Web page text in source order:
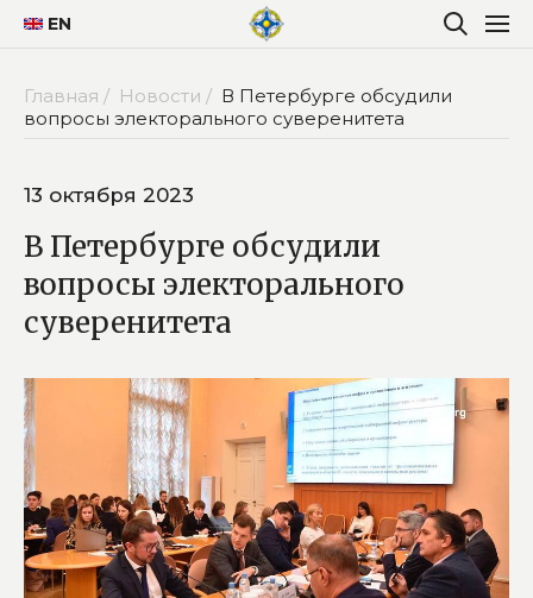
EN
Главная / Новости / В Петербурге обсудили
вопросы электорального суверенитета
13 октября 2023
В Петербурге обсудили
вопросы электорального
суверенитета